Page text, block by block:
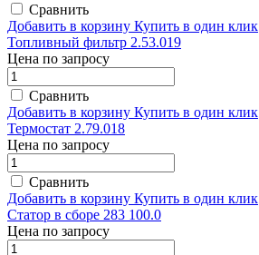
Сравнить
Добавить в корзину Купить в один клик
Топливный фильтр 2.53.019
Цена по запросу
Сравнить
Добавить в корзину Купить в один клик
Термостат 2.79.018
Цена по запросу
Сравнить
Добавить в корзину Купить в один клик
Статор в сборе 283 100.0
Цена по запросу